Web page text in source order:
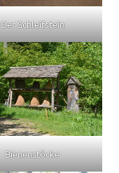
Der Schleifstein
Bienenstöcke